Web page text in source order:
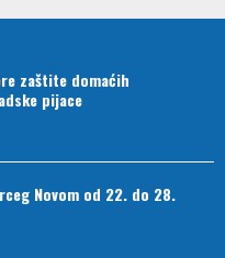
zaštite domaćih
pijace
Novom od 22. do 28.